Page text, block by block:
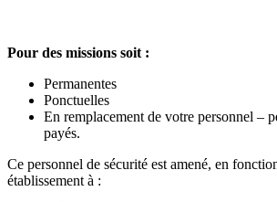
Pour des missions soit :
Permanentes
Ponctuelles
En remplacement de votre personnel –
payés.
Ce personnel de sécurité est amené, en
établissement à :